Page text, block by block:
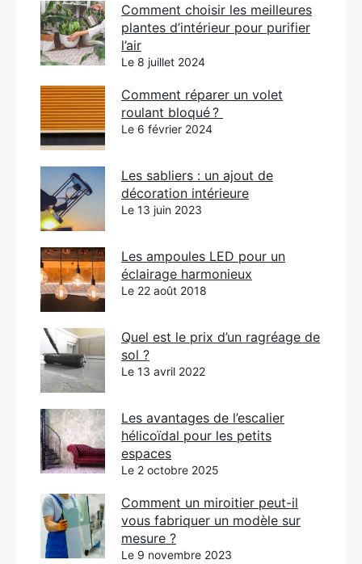
Comment choisir les meilleures
plantes d’intérieur pour purifier
l’air
Le 8 juillet 2024
Comment réparer un volet
roulant bloqué ?
Le 6 février 2024
Les sabliers : un ajout de
décoration intérieure
Le 13 juin 2023
Les ampoules LED pour un
éclairage harmonieux
Le 22 août 2018
Quel est le prix d’un ragréage de
sol ?
Le 13 avril 2022
Les avantages de l’escalier
hélicoïdal pour les petits
espaces
Le 2 octobre 2025
Comment un miroitier peut-il
vous fabriquer un modèle sur
mesure ?
Le 9 novembre 2023